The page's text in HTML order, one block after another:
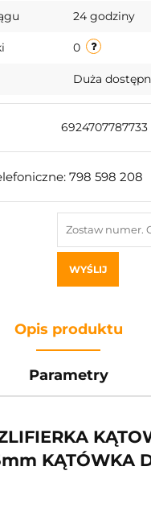
24 godziny
0
Duża
6924707787733
798 598 208
WYŚLIJ
Opis produktu
Parametry
KĄTÓWKA